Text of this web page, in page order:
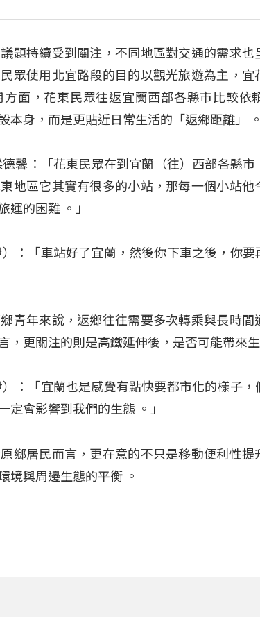
題持續受到關注，不同地區對交通的需求也
眾使用北宜路段的目的以觀光旅遊為主，宜
方面，花東民眾往返宜蘭西部各縣市比較依
本身，而是更貼近日常生活的「返鄉距離」 。
馨：「花東民眾在到宜蘭（往）西部各縣
地區它其實有很多的小站，那每一個小站他
運的困難 。」
：「車站好了宜蘭，然後你下車之後，你
青年來說，返鄉往往需要多次轉乘與長時間
，更關注的則是高鐵延伸後，是否可能帶來
：「宜蘭也是感覺有點快要都市化的樣子，
定會影響到我們的生態 。」
鄉居民而言，更在意的不只是移動便利性提
境與周邊生態的平衡 。